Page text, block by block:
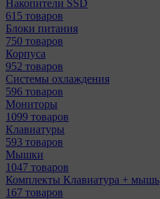
Накопители SSD
615 товаров
Блоки питания
750 товаров
Корпуса
952 товаров
Системы охлаждения
596 товаров
Мониторы
1099 товаров
Клавиатуры
593 товаров
Мышки
1047 товаров
Комплекты Клавиатура + мышь
167 товаров